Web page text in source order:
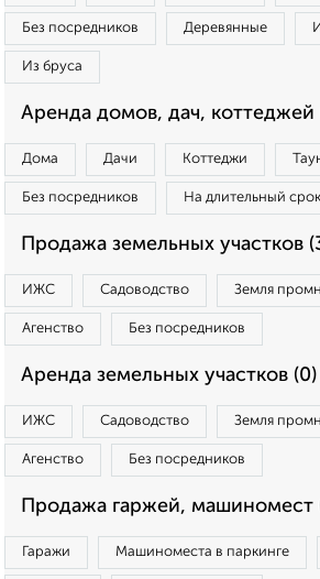
Без посредников Деревянные
Из бруса
Аренда домов, дач, коттеджей
Дома Дачи Коттеджи
Без посредников На длительный срок
Продажа земельных участков
ИЖС Садоводство Земля
Агенство Без посредников
Аренда земельных участков (0)
ИЖС Садоводство Земля
Агенство Без посредников
Продажа гаржей, машиномест
Гаражи Машиноместа в паркинге